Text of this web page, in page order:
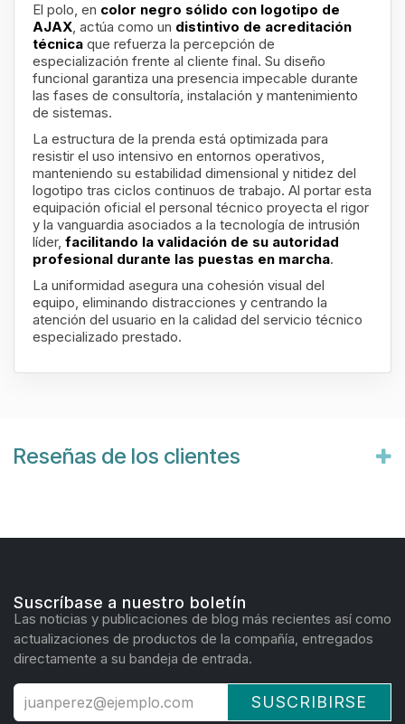
El polo, en color negro sólido con logotipo de
AJAX, actúa como un distintivo de acreditación
técnica que refuerza la percepción de
especialización frente al cliente final. Su diseño
funcional garantiza una presencia impecable durante
las fases de consultoría, instalación y mantenimiento
de sistemas.
La estructura de la prenda está optimizada para
resistir el uso intensivo en entornos operativos,
manteniendo su estabilidad dimensional y nitidez del
logotipo tras ciclos continuos de trabajo. Al portar esta
equipación oficial el personal técnico proyecta el rigor
y la vanguardia asociados a la tecnología de intrusión
líder, facilitando la validación de su autoridad
profesional durante las puestas en marcha.
La uniformidad asegura una cohesión visual del
equipo, eliminando distracciones y centrando la
atención del usuario en la calidad del servicio técnico
especializado prestado.
Reseñas de los clientes
Suscríbase a nuestro boletín
Las noticias y publicaciones de blog más recientes así como
actualizaciones de productos de la compañía, entregados
directamente a su bandeja de entrada.
SUSCRIBIRSE